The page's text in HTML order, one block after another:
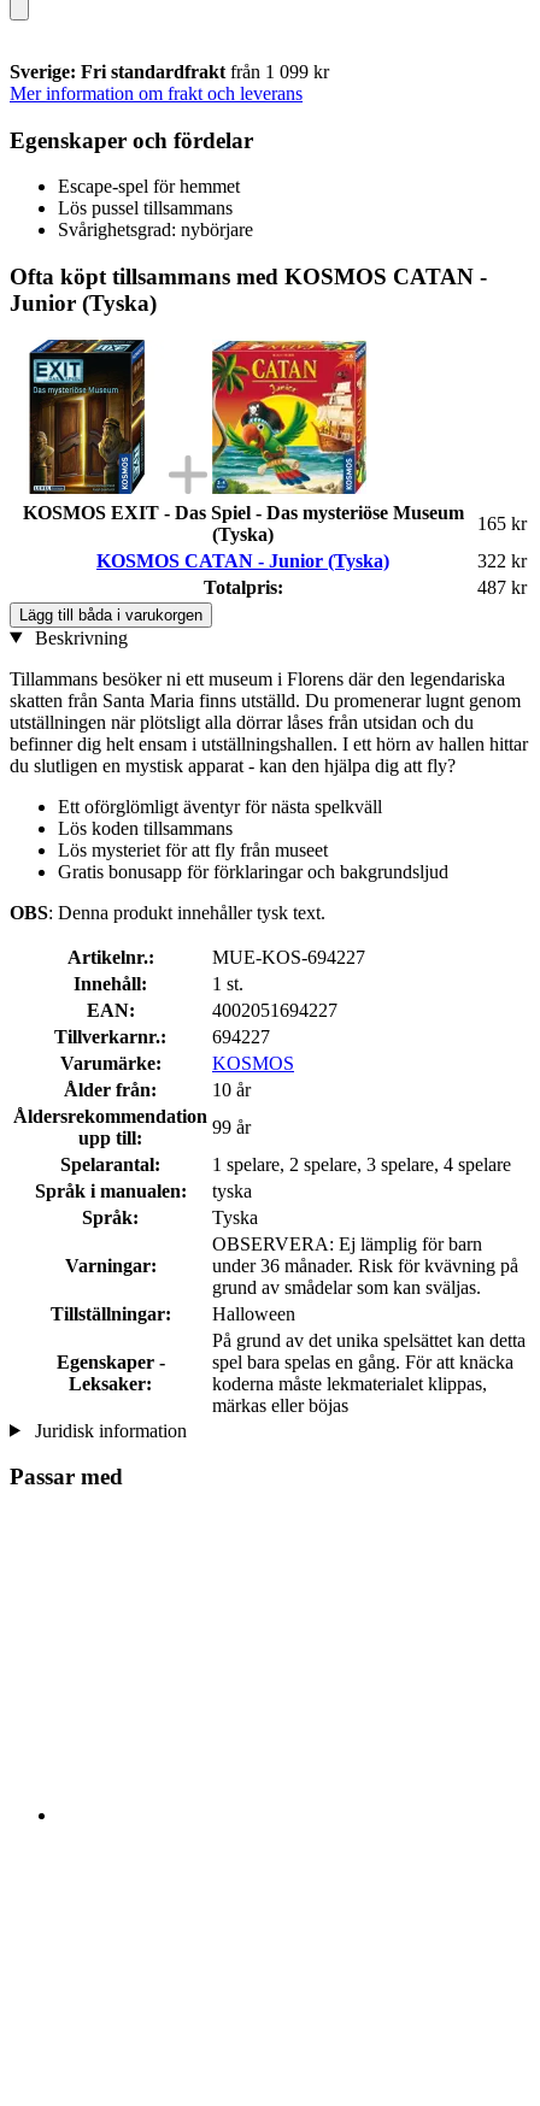
Sverige: Fri standardfrakt från 1 099 kr
Mer information om frakt och leverans
Egenskaper och fördelar
Escape-spel för hemmet
Lös pussel tillsammans
Svårighetsgrad: nybörjare
Ofta köpt tillsammans med KOSMOS CATAN -
Junior (Tyska)
KOSMOS EXIT - Das Spiel - Das mysteriöse Museum
(Tyska)
165 kr
KOSMOS CATAN - Junior (Tyska)
322 kr
Totalpris:
487 kr
Lägg till båda i varukorgen
Beskrivning
Tillammans besöker ni ett museum i Florens där den legendariska
skatten från Santa Maria finns utställd. Du promenerar lugnt genom
utställningen när plötsligt alla dörrar låses från utsidan och du
befinner dig helt ensam i utställningshallen. I ett hörn av hallen hittar
du slutligen en mystisk apparat - kan den hjälpa dig att fly?
Ett oförglömligt äventyr för nästa spelkväll
Lös koden tillsammans
Lös mysteriet för att fly från museet
Gratis bonusapp för förklaringar och bakgrundsljud
OBS: Denna produkt innehåller tysk text.
Artikelnr.:
MUE-KOS-694227
Innehåll:
1 st.
EAN:
4002051694227
Tillverkarnr.:
694227
Varumärke:
KOSMOS
Ålder från:
10 år
Åldersrekommendation
upp till:
99 år
Spelarantal:
1 spelare, 2 spelare, 3 spelare, 4 spelare
Språk i manualen:
tyska
Språk:
Tyska
Varningar:
OBSERVERA: Ej lämplig för barn
under 36 månader. Risk för kvävning på
grund av smådelar som kan sväljas.
Tillställningar:
Halloween
Egenskaper -
Leksaker:
På grund av det unika spelsättet kan detta
spel bara spelas en gång. För att knäcka
koderna måste lekmaterialet klippas,
märkas eller böjas
Juridisk information
Passar med